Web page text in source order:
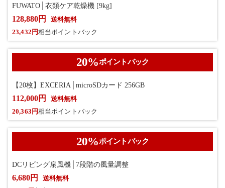
FUWATO│衣類ケア乾燥機 [9kg]
128,880円
送料無料
23,432円相当ポイントバック
20%ポイントバック
【20枚】EXCERIA│microSDカード 256GB
112,000円
送料無料
20,363円相当ポイントバック
20%ポイントバック
DCリビング扇風機│7段階の風量調整
6,680円
送料無料